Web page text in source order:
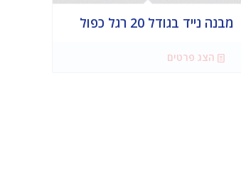
מבנה נייד בגודל 20 רגל כפול
הצג פרטים